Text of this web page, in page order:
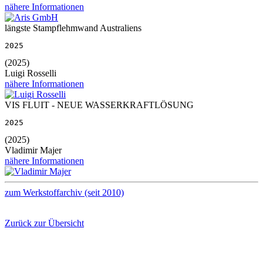
nähere Informationen
längste Stampflehmwand Australiens
2025
(2025)
Luigi Rosselli
nähere Informationen
VIS FLUIT - NEUE WASSERKRAFTLÖSUNG
2025
(2025)
Vladimir Majer
nähere Informationen
zum Werkstoffarchiv (seit 2010)
Zurück zur Übersicht